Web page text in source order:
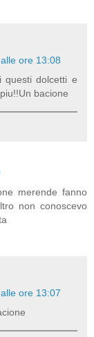
ore 13:08
questi dolcetti e
bacione
merende fanno
non conoscevo
ore 13:07